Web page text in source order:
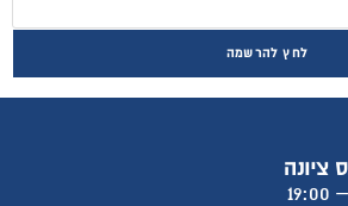
לחץ להרשמה